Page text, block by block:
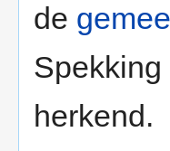
de
herkend.